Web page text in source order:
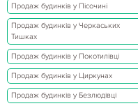
Продаж будинків у Пісочині
Продаж будинків у Черкаських
Тишках
Продаж будинків у Покотилівці
Продаж будинків у Циркунах
Продаж будинків у Безлюдівці